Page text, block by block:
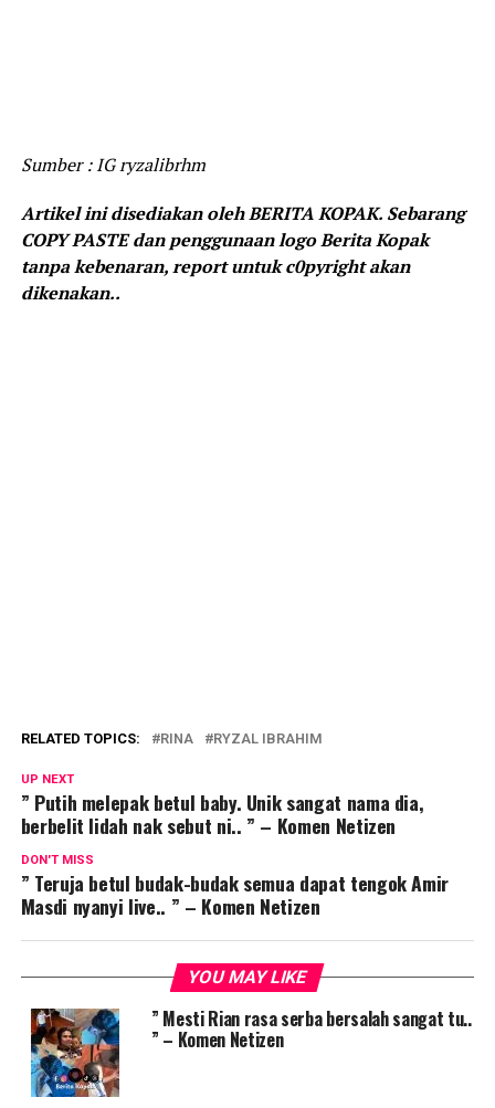
Sumber : IG ryzalibrhm
Artikel ini disediakan oleh BERITA KOPAK. Sebarang
COPY PASTE dan penggunaan logo Berita Kopak
tanpa kebenaran, report untuk c0pyright akan
dikenakan..
RELATED TOPICS: RINA RYZAL IBRAHIM
UP NEXT
” Putih melepak betul baby. Unik sangat nama dia,
berbelit lidah nak sebut ni.. ” – Komen Netizen
DON'T MISS
” Teruja betul budak-budak semua dapat tengok Amir
Masdi nyanyi live.. ” – Komen Netizen
YOU MAY LIKE
” Mesti Rian rasa serba bersalah sangat tu..
” – Komen Netizen